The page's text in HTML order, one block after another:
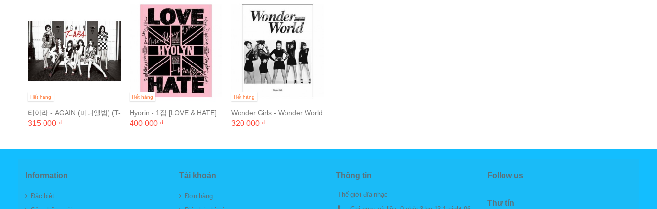
Hết hàng
티아라 - AGAIN (미니앨범) (T-
ARA - AGAIN (MINI ALBUM))
315 000 ₫
Hết hàng
Hyorin - 1집 [LOVE & HATE]
400 000 ₫
Hết hàng
Wonder Girls - Wonder World
320 000 ₫
Information
Đặc biệt
Tài khoản
Đơn hàng
Thông tin
Thế giới đĩa nhạc
Follow us
Thư tín